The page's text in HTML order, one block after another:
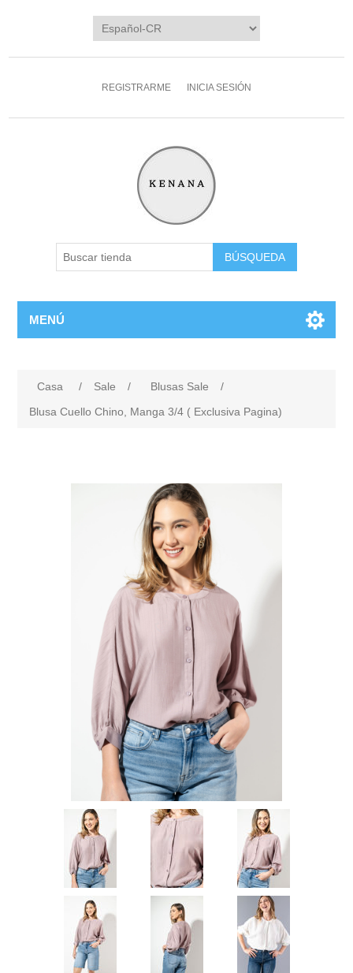
REGISTRARME INICIA SESIÓN
MENÚ
Casa / Sale / Blusas Sale
/
Blusa Cuello Chino, Manga 3/4 ( Exclusiva Pagina)